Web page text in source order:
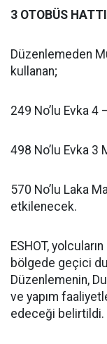
3 OTOBÜS
Düzenlemeden
kullanan;
249 No’lu Evka 4
498 No’lu Evka 3
570 No’lu Laka
etkilenecek.
ESHOT,
bölgede geçici
Düzenlemenin,
ve yapım
edeceği belirtildi.